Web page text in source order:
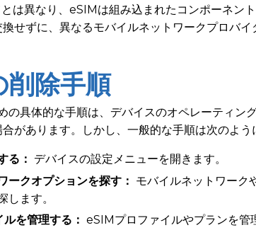
は異なり、eSIMは組み込まれたコンポーネン
せずに、異なるモバイルネットワークプロバ
除手順
の具体的な手順は、デバイスのオペレーティン
があります。しかし、一般的な手順は次のよう
る： デバイスの設定メニューを開きます。
ークオプションを探す： モバイルネットワーク
します。
を管理する： eSIMプロファイルやプランを管